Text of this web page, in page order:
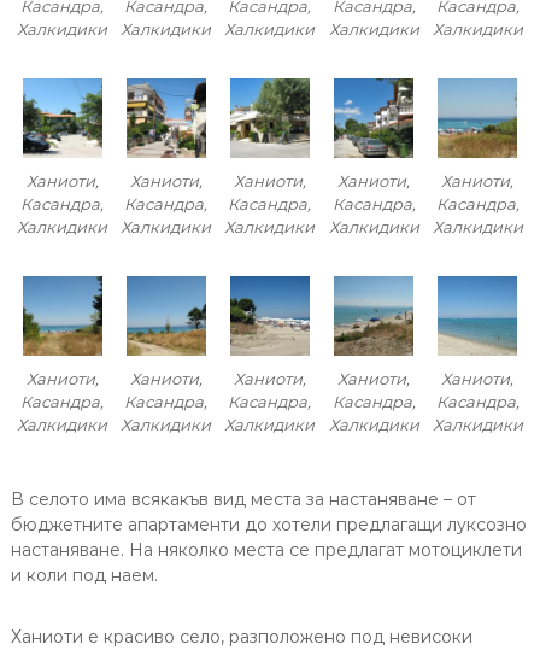
Касандра,
Халкидики
Касандра,
Халкидики
Касандра,
Халкидики
Касандра,
Халкидики
Касандра,
Халкидики
Ханиоти,
Касандра,
Халкидики
Ханиоти,
Касандра,
Халкидики
Ханиоти,
Касандра,
Халкидики
Ханиоти,
Касандра,
Халкидики
Ханиоти,
Касандра,
Халкидики
Ханиоти,
Касандра,
Халкидики
Ханиоти,
Касандра,
Халкидики
Ханиоти,
Касандра,
Халкидики
Ханиоти,
Касандра,
Халкидики
Ханиоти,
Касандра,
Халкидики
В селото има всякакъв вид места за настаняване – от
бюджетните апартаменти до хотели предлагащи луксозно
настаняване. На няколко места се предлагат мотоциклети
и коли под наем.
Ханиоти е красиво село, разположено под невисоки